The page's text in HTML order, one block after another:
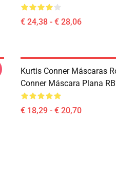
€ 24,38 - € 28,06
Kurtis Conner Máscaras
Conner Máscara Plana
€ 18,29 - € 20,70